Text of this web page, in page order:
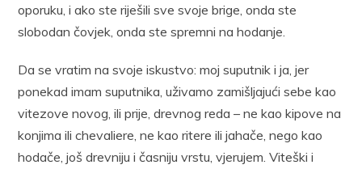
oporuku, i ako ste riješili sve svoje brige, onda ste
slobodan čovjek, onda ste spremni na hodanje.
Da se vratim na svoje iskustvo: moj suputnik i ja, jer
ponekad imam suputnika, uživamo zamišljajući sebe kao
vitezove novog, ili prije, drevnog reda – ne kao kipove na
konjima ili chevaliere, ne kao ritere ili jahače, nego kao
hodače, još drevniju i časniju vrstu, vjerujem. Viteški i